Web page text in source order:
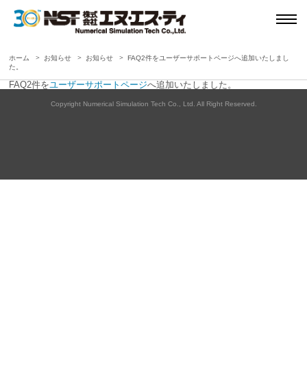
ホーム お知らせ お知らせ
FAQ2件をユーザーサポートページへ追加いたしまし
た。
FAQ2件をユーザーサポートページへ追加いたしました。
Copyright Numerical Simulation Tech Co., Ltd. All Right Reserved.